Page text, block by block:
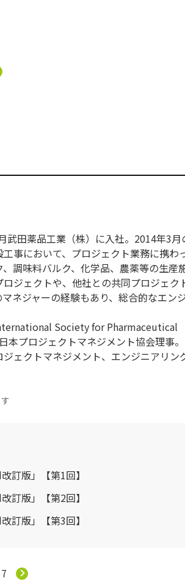
田薬品工業（株）に入社。2014年3月
事において、プロジェクト業務に携わ
調味料バルク、化学品、農薬等の生産
ジェクトや、他社との共同プロジェク
ネジャーの経験もあり、総合的なエン
Society for Pharmaceutical
プロジェクトマネジメント協会理事。
ェクトマネジメント、エンジニアリン
訂版」【第1回】
訂版」【第2回】
訂版」【第3回】
7